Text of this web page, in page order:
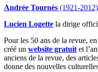
Andrée Tournès (1921-2012)
Lucien Logette la dirige
Pour les 50 ans de la revue,
créé un website gratuit et
anciens de la revue, des
donne des nouvelles